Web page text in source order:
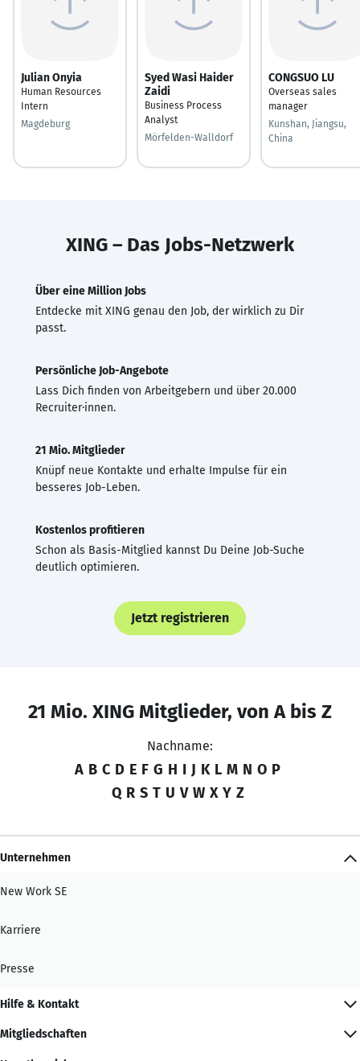
Julian Onyia
Human Resources
Intern
Magdeburg
Syed Wasi Haider
Zaidi
Business Process
Analyst
Mörfelden-Walldorf
CONGSUO LU
Overseas sales
manager
Kunshan, Jiangsu,
China
XING – Das Jobs-Netzwerk
Über eine Million Jobs
Entdecke mit XING genau den Job, der wirklich zu Dir
passt.
Persönliche Job-Angebote
Lass Dich finden von Arbeitgebern und über 20.000
Recruiter·innen.
21 Mio. Mitglieder
Knüpf neue Kontakte und erhalte Impulse für ein
besseres Job-Leben.
Kostenlos profitieren
Schon als Basis-Mitglied kannst Du Deine Job-Suche
deutlich optimieren.
Jetzt registrieren
21 Mio. XING Mitglieder, von A bis Z
Nachname:
A B C D E F G H I J K L M N O P
Q R S T U V W X Y Z
Unternehmen
New Work SE
Karriere
Presse
Hilfe & Kontakt
Mitgliedschaften